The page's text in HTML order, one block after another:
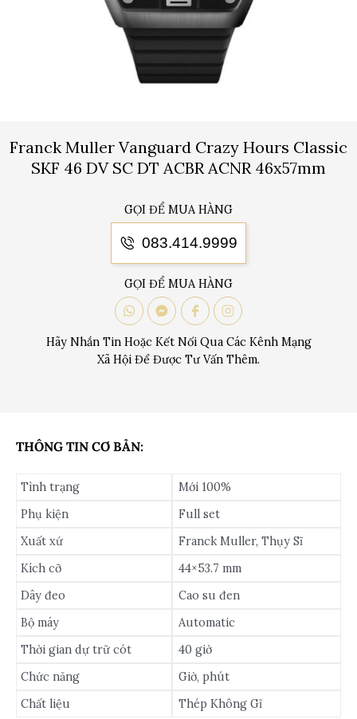
Franck Muller Vanguard Crazy Hours Classic
SKF 46 DV SC DT ACBR ACNR 46x57mm
GỌI ĐỂ MUA HÀNG
083.414.9999
GỌI ĐỂ MUA HÀNG
Hãy Nhắn Tin Hoặc Kết Nối Qua Các Kênh Mạng
Xã Hội Để Được Tư Vấn Thêm.
THÔNG TIN CƠ BẢN:
Tình trạng
Mới 100%
Phụ kiện
Full set
Xuất xứ
Franck Muller, Thụy Sĩ
Kích cỡ
44×53.7 mm
Dây đeo
Cao su đen
Bộ máy
Automatic
Thời gian dự trữ cót
40 giờ
Chức năng
Giờ, phút
Chất liệu
Thép Không Gỉ